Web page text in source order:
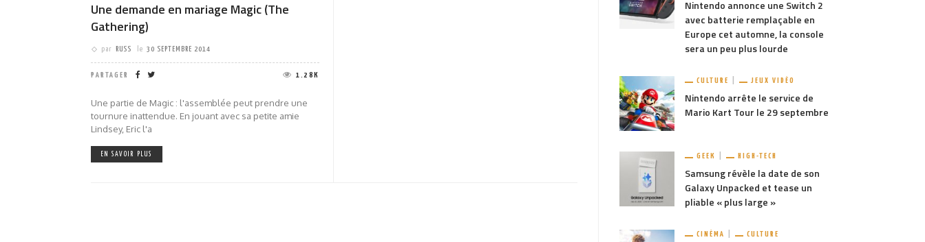
Une demande en mariage Magic (The
Gathering)
par RUSS le 30 SEPTEMBRE 2014
PARTAGER 1.28K
Une partie de Magic : l'assemblée peut prendre une
tournure inattendue. En jouant avec sa petite amie
Lindsey, Eric l'a
EN SAVOIR PLUS
Nintendo annonce une Switch 2
avec batterie remplaçable en
Europe cet automne, la console
sera un peu plus lourde
CULTURE JEUX VIDÉO
Nintendo arrête le service de
Mario Kart Tour le 29 septembre
GEEK HIGH-TECH
Samsung révèle la date de son
Galaxy Unpacked et tease un
pliable « plus large »
CINÉMA CULTURE